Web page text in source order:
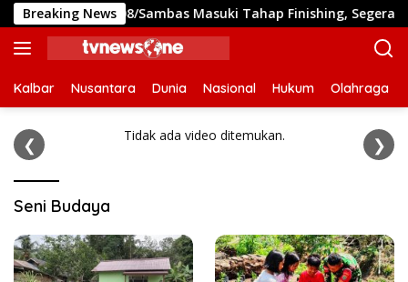
Langsung
ke
konten
Breaking News
Kodim 1208/Sambas Masuki Tahap Finishing, Segera Siap
Kalbar Nusantara Dunia Nasional Hukum Olahraga
❮ Tidak ada video ditemukan. ❯
Seni Budaya